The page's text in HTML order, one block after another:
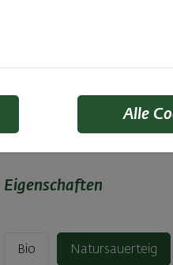
Eigenschaften
Bio Natursauerteig
Alle